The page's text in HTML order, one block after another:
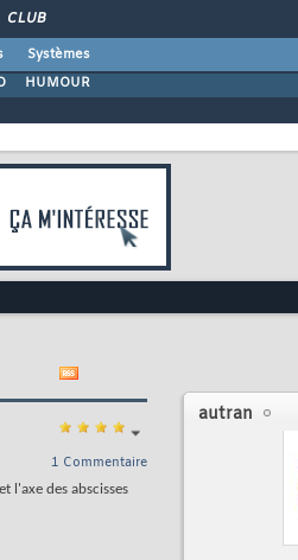
CLUB
Systèmes
HUMOUR
1 Commentaire
l'axe des abscisses
autran